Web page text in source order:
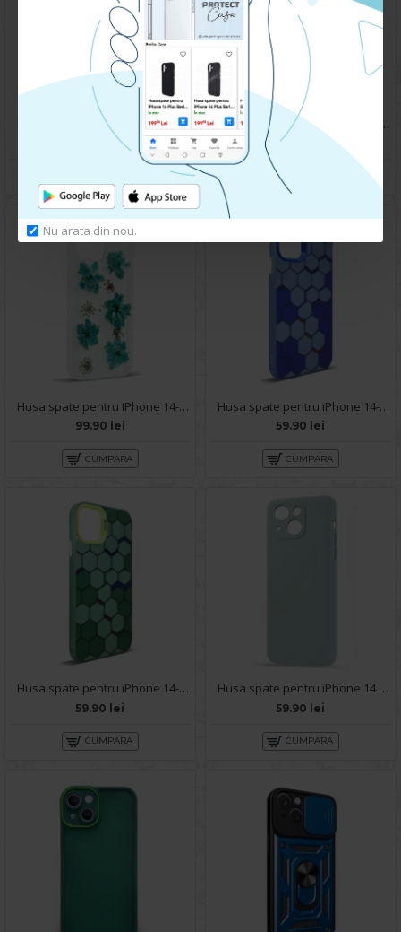
Nu arata din nou.
Husa spate pentru iPhone 14- Bozo case Negru
59.90 lei
Husa spate pentru IPhone 14- Happy case
119.90 lei
Husa spate pentru IPhone 14- Natural case
99.90 lei
CUMPARA
Husa spate pentru iPhone 14- Bozo case Albastru
59.90 lei
CUMPARA
Husa spate pentru iPhone 14- Bozo case Verde
59.90 lei
CUMPARA
Husa spate pentru iPhone 14 - Silicon Line Gri
59.90 lei
CUMPARA